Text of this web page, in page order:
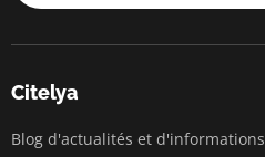
Citelya
Blog d'actualités et d'informations